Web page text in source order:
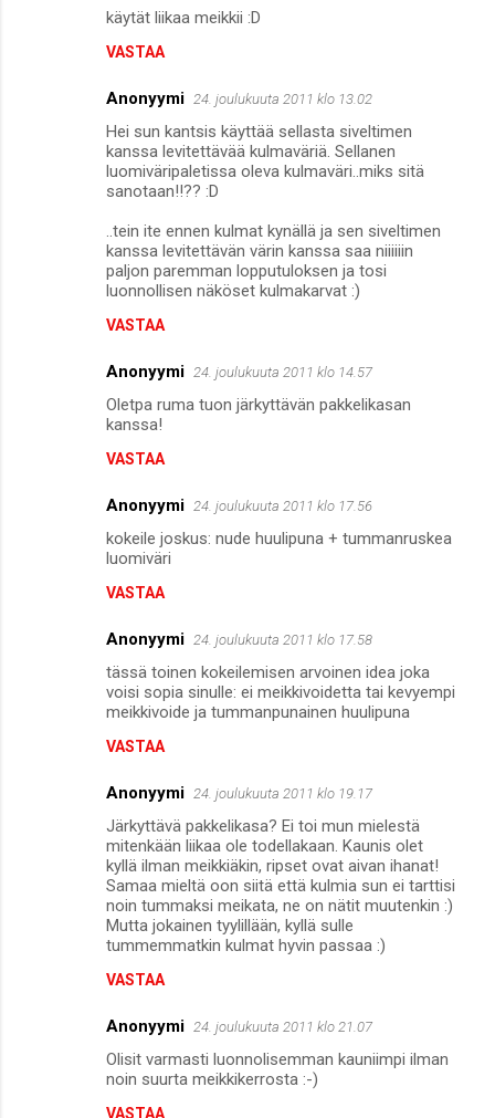
käytät liikaa meikkii :D
VASTAA
Anonyymi 24. joulukuuta 2011 klo 13.02
Hei sun kantsis käyttää sellasta siveltimen
kanssa levitettävää kulmaväriä. Sellanen
luomiväripaletissa oleva kulmaväri..miks sitä
sanotaan!!?? :D
..tein ite ennen kulmat kynällä ja sen siveltimen
kanssa levitettävän värin kanssa saa niiiiiin
paljon paremman lopputuloksen ja tosi
luonnollisen näköset kulmakarvat :)
VASTAA
Anonyymi 24. joulukuuta 2011 klo 14.57
Oletpa ruma tuon järkyttävän pakkelikasan
kanssa!
VASTAA
Anonyymi 24. joulukuuta 2011 klo 17.56
kokeile joskus: nude huulipuna + tummanruskea
luomiväri
VASTAA
Anonyymi 24. joulukuuta 2011 klo 17.58
tässä toinen kokeilemisen arvoinen idea joka
voisi sopia sinulle: ei meikkivoidetta tai kevyempi
meikkivoide ja tummanpunainen huulipuna
VASTAA
Anonyymi 24. joulukuuta 2011 klo 19.17
Järkyttävä pakkelikasa? Ei toi mun mielestä
mitenkään liikaa ole todellakaan. Kaunis olet
kyllä ilman meikkiäkin, ripset ovat aivan ihanat!
Samaa mieltä oon siitä että kulmia sun ei tarttisi
noin tummaksi meikata, ne on nätit muutenkin :)
Mutta jokainen tyylillään, kyllä sulle
tummemmatkin kulmat hyvin passaa :)
VASTAA
Anonyymi 24. joulukuuta 2011 klo 21.07
Olisit varmasti luonnolisemman kauniimpi ilman
noin suurta meikkikerrosta :-)
VASTAA